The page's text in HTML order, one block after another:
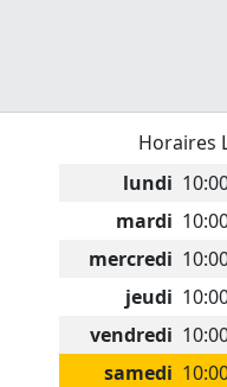
Horaires
lundi
mardi
mercredi
jeudi
vendredi
samedi